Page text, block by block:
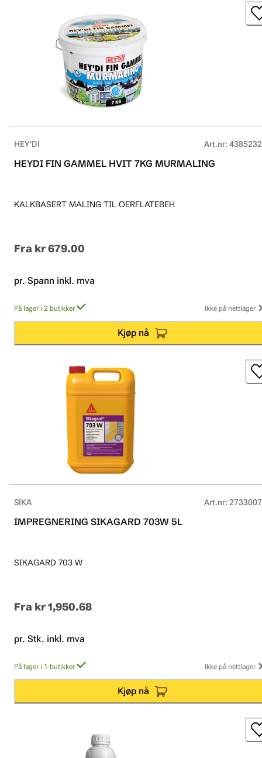
HEY'DI Art.nr:
HEYDI FIN GAMMEL HVIT 7KG MURMALING
KALKBASERT MALING TIL OERFLATEBEH
Fra kr 679.00
pr. Spann inkl. mva
På lager i 2 butikker Ikke på nettlager
Kjøp nå
SIKA Art.nr:
IMPREGNERING SIKAGARD 703W 5L
SIKAGARD 703 W
Fra kr 1,950.68
pr. Stk. inkl. mva
På lager i 1 butikker Ikke på nettlager
Kjøp nå